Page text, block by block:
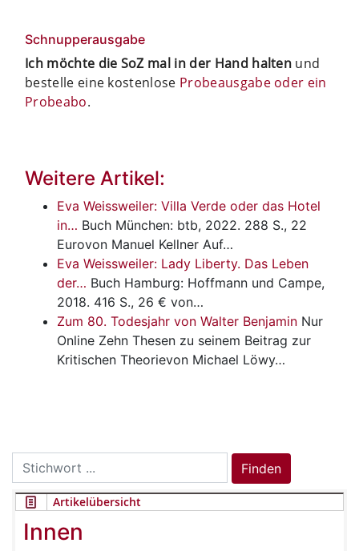
Schnupperausgabe
Ich möchte die SoZ mal in der Hand halten und
bestelle eine kostenlose Probeausgabe oder ein
Probeabo.
Weitere Artikel:
Eva Weissweiler: Villa Verde oder das Hotel
in… Buch München: btb, 2022. 288 S., 22
Eurovon Manuel Kellner Auf…
Eva Weissweiler: Lady Liberty. Das Leben
der… Buch Hamburg: Hoffmann und Campe,
2018. 416 S., 26 € von…
Zum 80. Todesjahr von Walter Benjamin Nur
Online Zehn Thesen zu seinem Beitrag zur
Kritischen Theorievon Michael Löwy…
Search
for:
Finden
Artikelübersicht
Innen